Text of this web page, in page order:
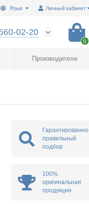
Личный кабинет
Язык
02-20
0
Производители
Гарантированно
правильный
подбор
100%
оригинальная
продукция